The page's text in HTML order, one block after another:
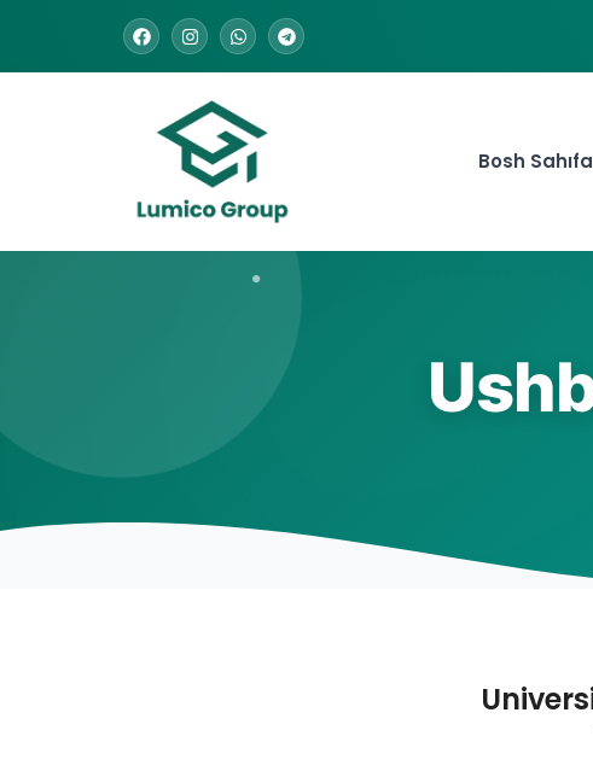
Bosh Sahıfa